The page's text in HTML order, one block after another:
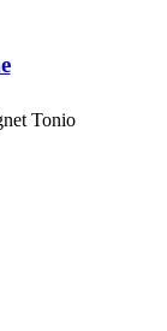
Tonio